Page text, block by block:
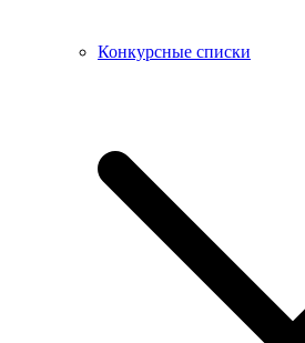
Конкурсные списки